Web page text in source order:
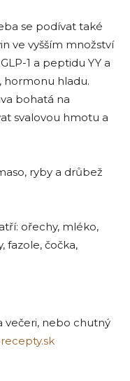
se podívat také
ve vyšším množství
1 a peptidu YY a
hormonu hladu.
bohatá na
svalovou hmotu a
ryby a drůbež
ořechy, mléko,
fazole, čočka,
večeri, nebo chutný